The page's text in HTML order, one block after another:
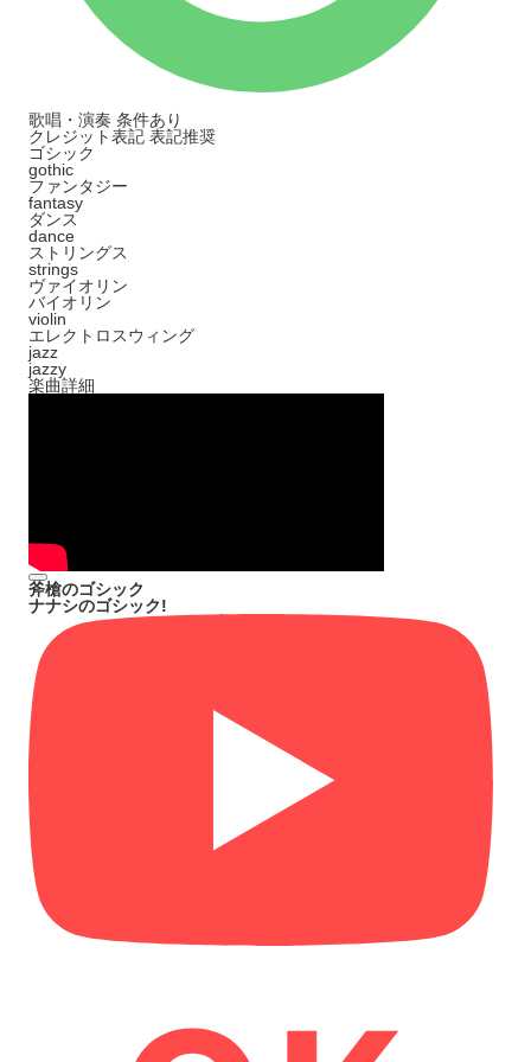
歌唱・演奏 条件あり
クレジット表記 表記推奨
ゴシック
gothic
ファンタジー
fantasy
ダンス
dance
ストリングス
strings
ヴァイオリン
バイオリン
violin
エレクトロスウィング
jazz
jazzy
楽曲詳細
斧槍のゴシック
ナナシのゴシック!